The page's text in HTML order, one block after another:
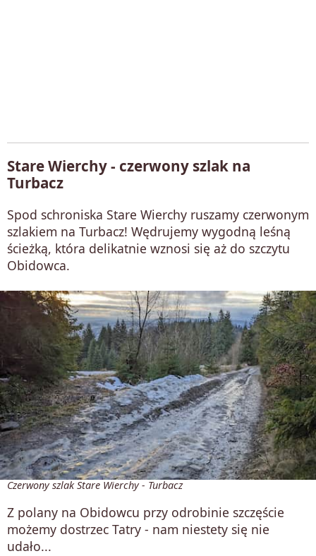
Stare Wierchy - czerwony szlak na
Turbacz
Spod schroniska Stare Wierchy ruszamy czerwonym
szlakiem na Turbacz! Wędrujemy wygodną leśną
ścieżką, która delikatnie wznosi się aż do szczytu
Obidowca.
Czerwony szlak Stare Wierchy - Turbacz
Z polany na Obidowcu przy odrobinie szczęście
możemy dostrzec Tatry - nam niestety się nie
udało...